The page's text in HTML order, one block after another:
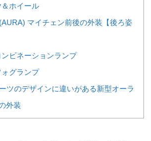
＆ホイール
マイチェン前後の外装【後ろ姿
ンビネーションランプ
ォグランプ
ツのデザインに違いがある新型オーラ
外装